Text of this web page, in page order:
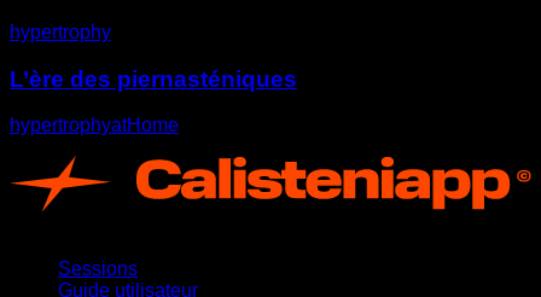
hypertrophy
L’ère des piernasténiques
hypertrophyatHome
Sessions
Guide utilisateur